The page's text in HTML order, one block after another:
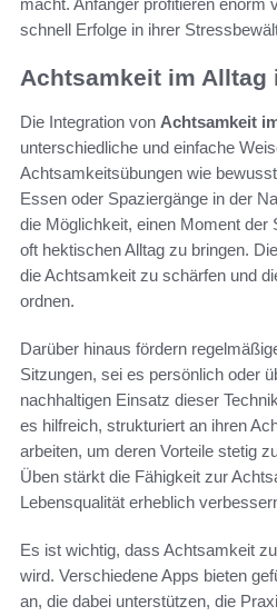
schnell Erfolge in ihrer
Achtsamkeit im Alltag
Die Integration von Achtsamkeit
unterschiedliche und einfache
Achtsamkeitsübungen wie
Essen oder Spaziergänge in der
die Möglichkeit, einen Moment der
oft hektischen Alltag zu bringen.
die Achtsamkeit zu schärfen und
ordnen.
Darüber hinaus fördern
Sitzungen, sei es persönlich oder
nachhaltigen Einsatz dieser
es hilfreich, strukturiert an ihren
arbeiten, um deren Vorteile stetig
Üben stärkt die Fähigkeit zur
Lebensqualität erheblich
Es ist wichtig, dass Achtsamkeit
wird. Verschiedene Apps bieten
an, die dabei unterstützen, die